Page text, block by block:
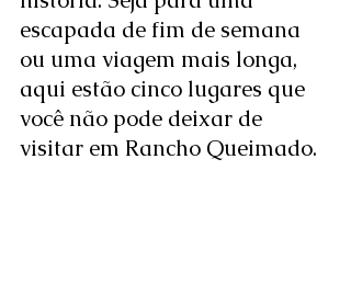
escapada de fim de semana
ou uma viagem mais longa,
aqui estão cinco lugares que
você não pode deixar de
visitar em Rancho Queimado.